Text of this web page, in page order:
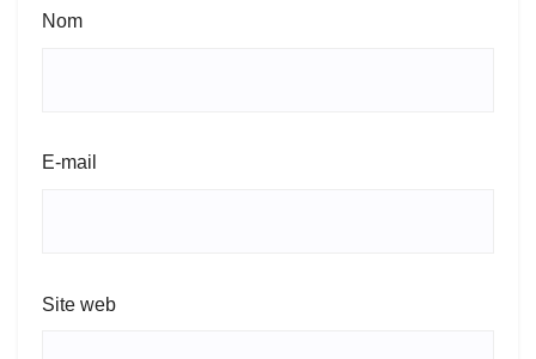
Nom
E-mail
Site web